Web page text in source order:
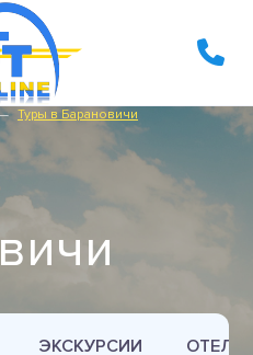
Туры в Барановичи
ЭКСКУРСИИ ОТЕЛИ